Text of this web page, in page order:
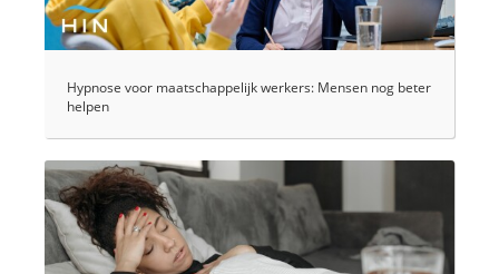
Hypnose voor maatschappelijk werkers: Mensen nog beter
helpen